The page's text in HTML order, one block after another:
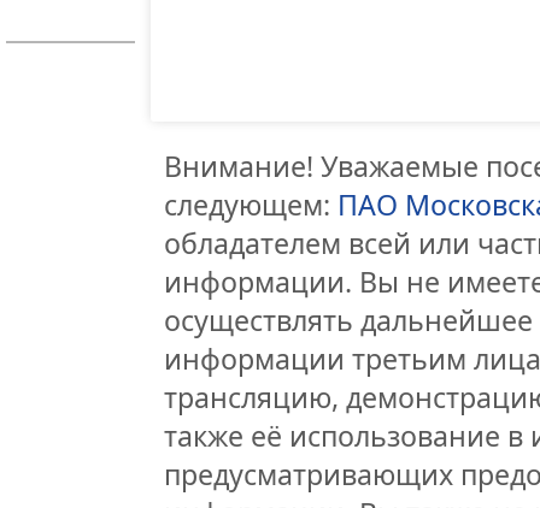
Внимание! Уважаемые
следующем: ПАО
обладателем всей или
информации. Вы не
осуществлять
информации третьим
трансляцию,
также её использование
предусматривающих